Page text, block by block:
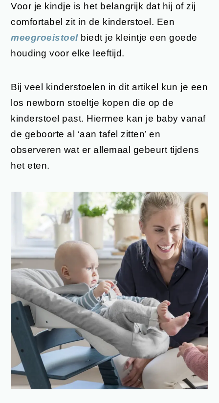
Voor je kindje is het belangrijk dat hij of zij
comfortabel zit in de kinderstoel. Een
meegroeistoelbiedt je kleintje een goede
houding voor elke leeftijd.
Bij veel kinderstoelen in dit artikel kun je een
los newborn stoeltje kopen die op de
kinderstoel past. Hiermee kan je baby vanaf
de geboorte al ‘aan tafel zitten’ en
observeren wat er allemaal gebeurt tijdens
het eten.